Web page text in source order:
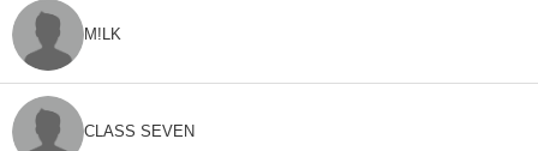
M!LK
CLASS SEVEN